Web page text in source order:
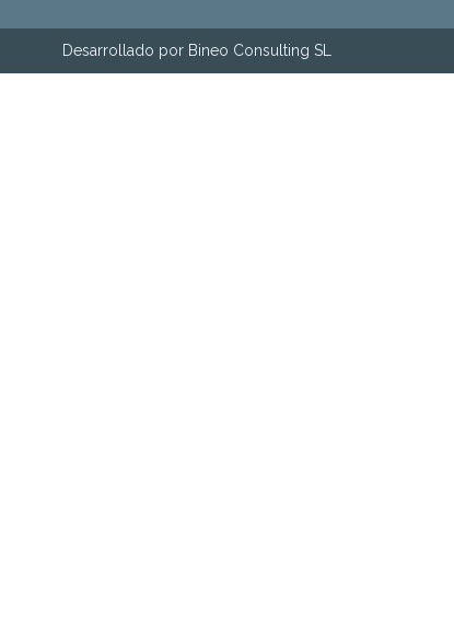
Desarrollado por Bineo Consulting SL